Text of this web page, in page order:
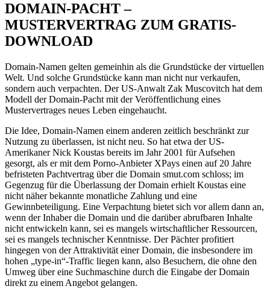
DOMAIN-PACHT –
MUSTERVERTRAG ZUM GRATIS-
DOWNLOAD
Domain-Namen gelten gemeinhin als die Grundstücke der virtuellen
Welt. Und solche Grundstücke kann man nicht nur verkaufen,
sondern auch verpachten. Der US-Anwalt Zak Muscovitch hat dem
Modell der Domain-Pacht mit der Veröffentlichung eines
Mustervertrages neues Leben eingehaucht.
Die Idee, Domain-Namen einem anderen zeitlich beschränkt zur
Nutzung zu überlassen, ist nicht neu. So hat etwa der US-
Amerikaner Nick Koustas bereits im Jahr 2001 für Aufsehen
gesorgt, als er mit dem Porno-Anbieter XPays einen auf 20 Jahre
befristeten Pachtvertrag über die Domain smut.com schloss; im
Gegenzug für die Überlassung der Domain erhielt Koustas eine
nicht näher bekannte monatliche Zahlung und eine
Gewinnbeteiligung. Eine Verpachtung bietet sich vor allem dann an,
wenn der Inhaber die Domain und die darüber abrufbaren Inhalte
nicht entwickeln kann, sei es mangels wirtschaftlicher Ressourcen,
sei es mangels technischer Kenntnisse. Der Pächter profitiert
hingegen von der Attraktivität einer Domain, die insbesondere im
hohen „type-in“-Traffic liegen kann, also Besuchern, die ohne den
Umweg über eine Suchmaschine durch die Eingabe der Domain
direkt zu einem Angebot gelangen.